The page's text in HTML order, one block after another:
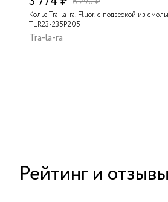
Колье Tra-la-ra, Fluor, с подвеской из
TLR23-235P205
Tra-la-ra
Рейтинг и отзывы